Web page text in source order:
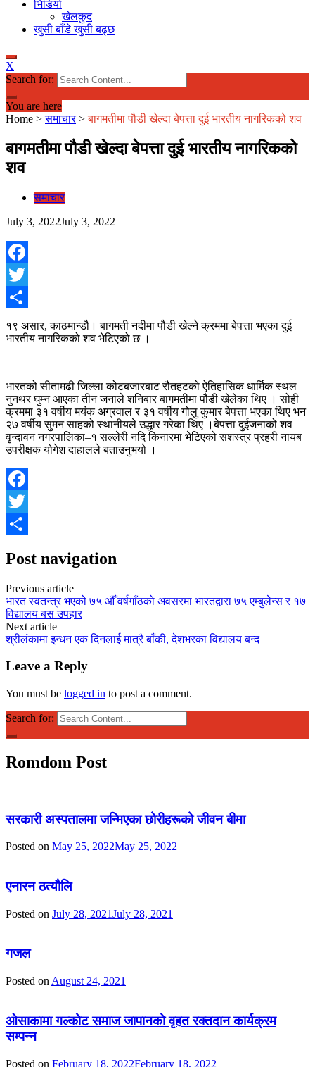
भिडियो
खेलकुद
खुसी बाँडे खुसी बढ्छ
X
Search for:
You are here
Home >समाचार >बागमतीमा पौडी खेल्दा बेपत्ता दुई भारतीय नागरिकको शव
बागमतीमा पौडी खेल्दा बेपत्ता दुई भारतीय नागरिकको
शव
समाचार
July 3, 2022July 3, 2022
Facebook
Twitter
१९ असार, काठमान्डौ। बागमती नदीमा पौडी खेल्ने क्रममा बेपत्ता भएका दुई
भारतीय नागरिकको शव भेटिएको छ ।
भारतको सीतामढी जिल्ला कोटबजारबाट रौतहटको ऐतिहासिक धार्मिक स्थल
नुनथर घुम्न आएका तीन जनाले शनिबार बागमतीमा पौडी खेलेका थिए । सोही
क्रममा ३१ वर्षीय मयंक अग्रवाल र ३१ वर्षीय गोलु कुमार बेपत्ता भएका थिए भन
२७ वर्षीय सुमन साहको स्थानीयले उद्धार गरेका थिए ।बेपत्ता दुईजनाको शव
वृन्दावन नगरपालिका–१ सल्लेरी नदि किनारमा भेटिएको सशस्त्र प्रहरी नायब
उपरीक्षक योगेश दाहालले बताउनुभयो ।
Facebook
Twitter
Post navigation
Previous article
भारत स्वतन्त्र भएको ७५ औँ वर्षगाँठको अवसरमा भारतद्वारा ७५ एम्बुलेन्स र १७
विद्यालय बस उपहार
Next article
श्रीलंकामा इन्धन एक दिनलाई मात्रै बाँकी, देशभरका विद्यालय बन्द
Leave a Reply
You must be logged in to post a comment.
Search for:
Romdom Post
सरकारी अस्पतालमा जन्मिएका छोरीहरूको जीवन बीमा
Posted on May 25, 2022May 25, 2022
एनारन ठत्यौलि
Posted on July 28, 2021July 28, 2021
गजल
Posted on August 24, 2021
ओसाकामा गल्कोट समाज जापानको वृहत रक्तदान कार्यक्रम
सम्पन्न
Posted on February 18, 2022February 18, 2022